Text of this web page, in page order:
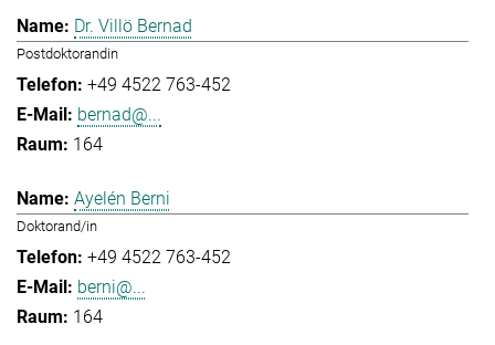
Dr. Villö Bernad
Postdoktorandin
+49 4522 763-452
bernad@...
164
Ayelén Berni
Doktorand/in
+49 4522 763-452
berni@...
164